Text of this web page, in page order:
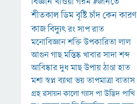
শীতকালডিমবৃষ্টিচাঁদকেনকারণ
কাজবিদ্যুৎরংসাপরাত
মনোবিজ্ঞানশক্তিউপকারিতালাল
আগুনগাছমস্তিষ্কখাবারসাদাশব্দ
আবিষ্কারদুধমাছউপায়ঠাণ্ডাহাত
মশাস্বপ্নব্যাথাভয়তাপমাত্রাবাতাস
গ্রহরসায়নকালোগ্যাসপাউদ্ভিদপাখি